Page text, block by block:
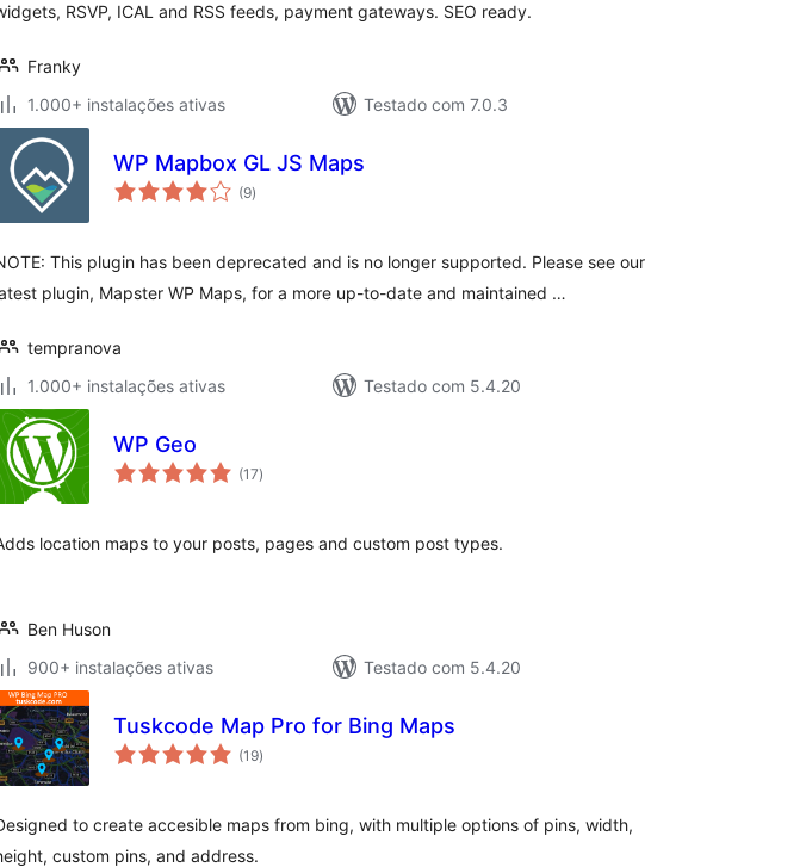
RSVP, ICAL and RSS feeds, payment gateways. SEO ready.
Franky
1.000+ instalações ativas
Testado com 7.0.3
WP Mapbox GL JS Maps
(9avaliações
totais
)
This plugin has been deprecated and is no longer supported. Please see our
plugin, Mapster WP Maps, for a more up-to-date and maintained …
tempranova
1.000+ instalações ativas
Testado com 5.4.20
WP Geo
(17avaliações
totais
)
location maps to your posts, pages and custom post types.
Ben Huson
900+ instalações ativas
Testado com 5.4.20
Tuskcode Map Pro for Bing Maps
(19avaliações
totais
)
to create accesible maps from bing, with multiple options of pins, width,
custom pins, and address.